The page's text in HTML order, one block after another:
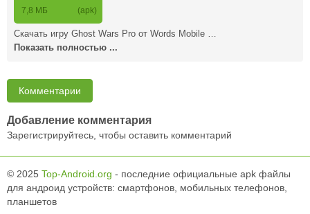
7,8 MБ (apk)
Скачать игру Ghost Wars Pro от Words Mobile …
Показать полностью ...
Комментарии
Добавление комментария
Зарегистрируйтесь, чтобы оставить комментарий
© 2025 Top-Android.org - последние официальные apk файлы
для андроид устройств: смартфонов, мобильных телефонов,
планшетов